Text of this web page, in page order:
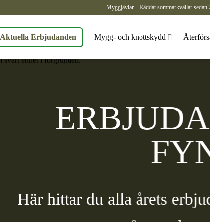
Myggjävlar – Räddat sommarkvällar sedan
Aktuella Erbjudanden Mygg- och knottskydd
Här hittar du alla årets